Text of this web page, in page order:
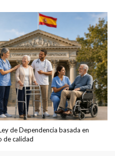
de Dependencia basada en
de calidad